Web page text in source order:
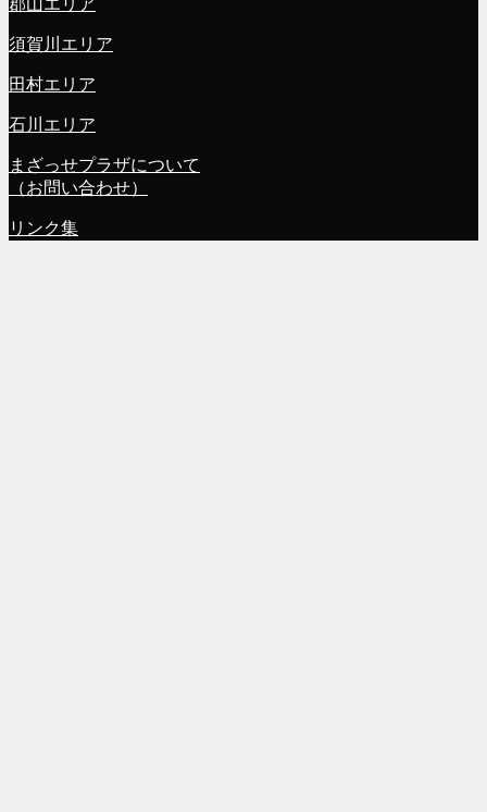
須賀川エリア
田村エリア
石川エリア
まざっせプラザについて
（お問い合わせ）
リンク集